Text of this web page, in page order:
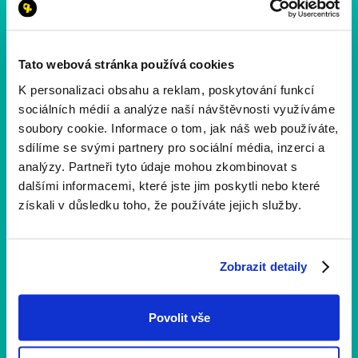
Tato webová stránka používá cookies
K personalizaci obsahu a reklam, poskytování funkcí
sociálních médií a analýze naší návštěvnosti využíváme
soubory cookie. Informace o tom, jak náš web používáte,
sdílíme se svými partnery pro sociální média, inzerci a
analýzy. Partneři tyto údaje mohou zkombinovat s
dalšími informacemi, které jste jim poskytli nebo které
získali v důsledku toho, že používáte jejich služby.
Zobrazit detaily
Povolit vše
Co vás čeká na 11. ročníku? Projděte si